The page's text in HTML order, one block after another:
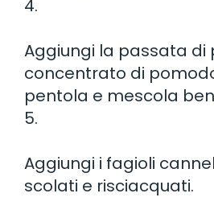
4.
Aggiungi la passata di
concentrato di
pentola e mescola
5.
Aggiungi i fagioli
scolati e risciacquati.